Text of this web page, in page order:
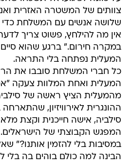
צוותים של המשטרה האזרית
שלושה אנשים עם המשלחת כדי
אין מה להילחץ, פשוט צריך
במקרה חירום." ברגע שהוא
המעלית נפתחה בלי התראה.
כל חברי המשלחת סובבו את
המעלית ואחת המלוות צעקה
מהמעלית הציץ ראשה של
ההונגרית לאירוויזיון,
סילביה, אישה חייכנית וקצת
המפגש הקבוצתי של
במסיבות בלי להזמין אותנו?"
הבינה למה כולם בוהים בה בלי